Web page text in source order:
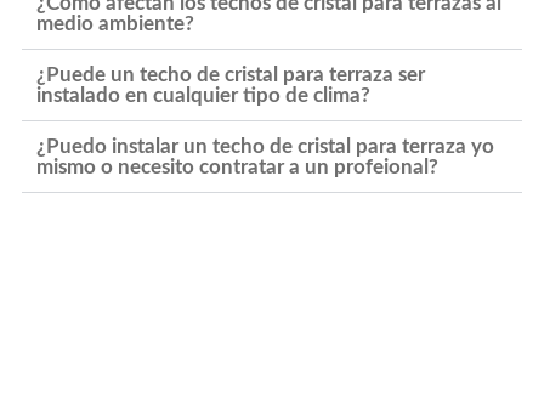
medio ambiente?
¿Puede un techo de cristal para terraza ser
instalado en cualquier tipo de clima?
¿Puedo instalar un techo de cristal para terraza yo
mismo o necesito contratar a un profeional?